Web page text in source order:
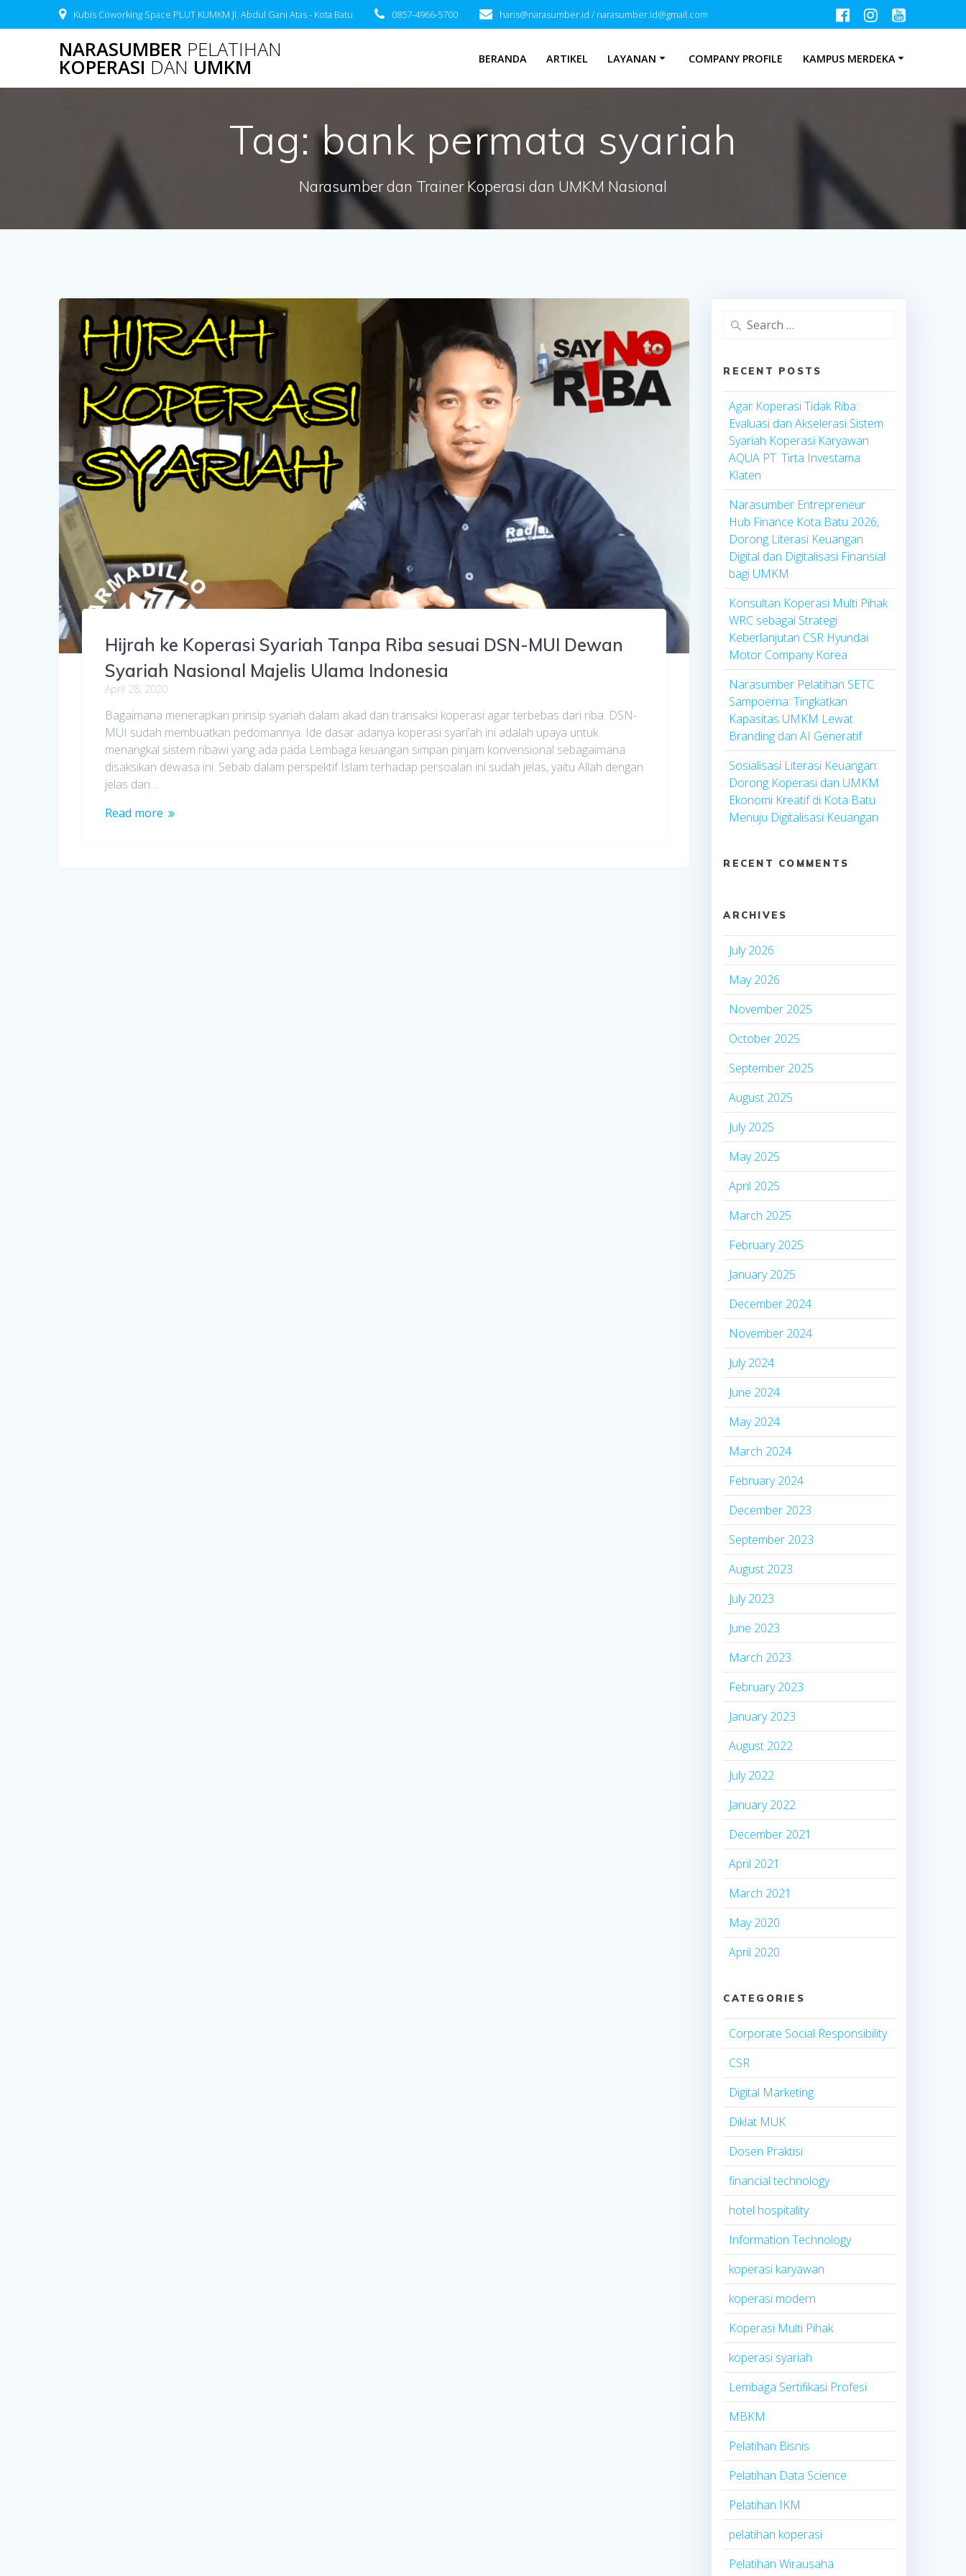
to
Kubis Coworking Space PLUT KUMKM Jl. Abdul Gani Atas - Kota Batu 0857-4966-5700 haris@narasumber.id / narasumber.id@gmail.com
NARASUMBER PELATIHAN
KOPERASI DAN UMKM BERANDA ARTIKEL LAYANAN COMPANY PROFILE KAMPUS MERDEKA
Tag:bank permata syariah
Narasumber dan Trainer Koperasi dan UMKM Nasional
Hijrah ke Koperasi Syariah Tanpa Riba sesuai DSN-MUI Dewan
Syariah Nasional Majelis Ulama Indonesia
April 28, 2020
Bagaimana menerapkan prinsip syariah dalam akad dan transaksi koperasi agar terbebas dari riba. DSN-
MUI sudah membuatkan pedomannya. Ide dasar adanya koperasi syari’ah ini adalah upaya untuk
menangkal sistem ribawi yang ada pada Lembaga keuangan simpan pinjam konvensional sebagaimana
disaksikan dewasa ini. Sebab dalam perspektif Islam terhadap persoalan ini sudah jelas, yaitu Allah dengan
jelas dan…
Read more
Search
RECENT POSTS
Agar Koperasi Tidak Riba:
Evaluasi dan Akselerasi Sistem
Syariah Koperasi Karyawan
AQUA PT. Tirta Investama
Klaten
Narasumber Entrepreneur
Hub Finance Kota Batu 2026,
Dorong Literasi Keuangan
Digital dan Digitalisasi Finansial
bagi UMKM
Konsultan Koperasi Multi Pihak
WRC sebagai Strategi
Keberlanjutan CSR Hyundai
Motor Company Korea
Narasumber Pelatihan SETC
Sampoerna: Tingkatkan
Kapasitas UMKM Lewat
Branding dan AI Generatif
Sosialisasi Literasi Keuangan:
Dorong Koperasi dan UMKM
Ekonomi Kreatif di Kota Batu
Menuju Digitalisasi Keuangan
RECENT COMMENTS
ARCHIVES
July 2026
May 2026
November 2025
October 2025
September 2025
August 2025
July 2025
May 2025
April 2025
March 2025
February 2025
January 2025
December 2024
November 2024
July 2024
June 2024
May 2024
March 2024
February 2024
December 2023
September 2023
August 2023
July 2023
June 2023
March 2023
February 2023
January 2023
August 2022
July 2022
January 2022
December 2021
April 2021
March 2021
May 2020
April 2020
CATEGORIES
Corporate Social Responsibility
CSR
Digital Marketing
Diklat MUK
Dosen Praktisi
financial technology
hotel hospitality
Information Technology
koperasi karyawan
koperasi modern
Koperasi Multi Pihak
koperasi syariah
Lembaga Sertifikasi Profesi
MBKM
Pelatihan Bisnis
Pelatihan Data Science
Pelatihan IKM
pelatihan koperasi
Pelatihan Wirausaha